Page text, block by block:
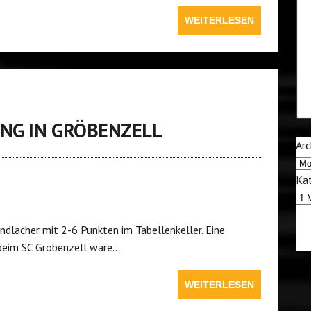
WEITERLESEN
IN GRÖBENZELL
mit 2-6 Punkten im Tabellenkeller. Eine
SC Gröbenzell wäre…
WEITERLESEN